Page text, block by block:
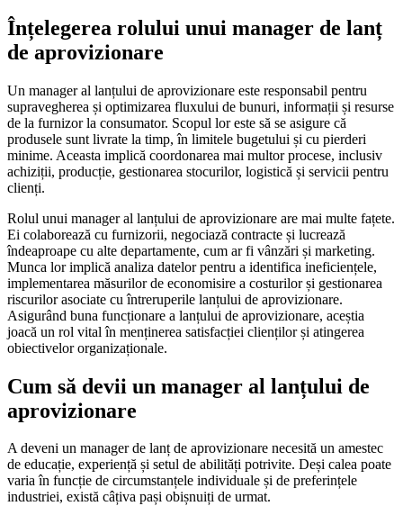
Înțelegerea rolului unui manager de lanț
de aprovizionare
Un manager al lanțului de aprovizionare este responsabil pentru
supravegherea și optimizarea fluxului de bunuri, informații și resurse
de la furnizor la consumator. Scopul lor este să se asigure că
produsele sunt livrate la timp, în limitele bugetului și cu pierderi
minime. Aceasta implică coordonarea mai multor procese, inclusiv
achiziții, producție, gestionarea stocurilor, logistică și servicii pentru
clienți.
Rolul unui manager al lanțului de aprovizionare are mai multe fațete.
Ei colaborează cu furnizorii, negociază contracte și lucrează
îndeaproape cu alte departamente, cum ar fi vânzări și marketing.
Munca lor implică analiza datelor pentru a identifica ineficiențele,
implementarea măsurilor de economisire a costurilor și gestionarea
riscurilor asociate cu întreruperile lanțului de aprovizionare.
Asigurând buna funcționare a lanțului de aprovizionare, aceștia
joacă un rol vital în menținerea satisfacției clienților și atingerea
obiectivelor organizaționale.
Cum să devii un manager al lanțului de
aprovizionare
A deveni un manager de lanț de aprovizionare necesită un amestec
de educație, experiență și setul de abilități potrivite. Deși calea poate
varia în funcție de circumstanțele individuale și de preferințele
industriei, există câțiva pași obișnuiți de urmat.